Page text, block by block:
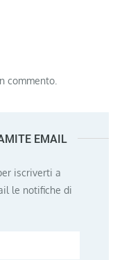
commento.
EMAIL
iscriverti a
le notifiche di